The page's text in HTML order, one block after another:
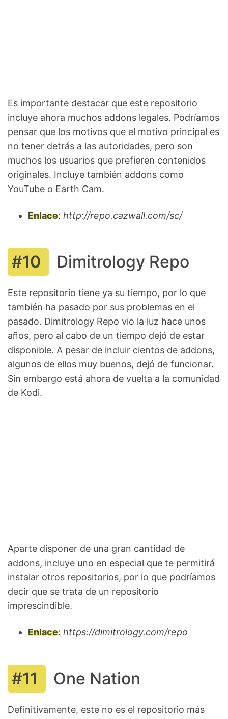
Es importante destacar que este repositorio
incluye ahora muchos addons legales. Podríamos
pensar que los motivos que el motivo principal es
no tener detrás a las autoridades, pero son
muchos los usuarios que prefieren contenidos
originales. Incluye también addons como
YouTube o Earth Cam.
Enlace: http://repo.cazwall.com/sc/
Dimitrology Repo
Este repositorio tiene ya su tiempo, por lo que
también ha pasado por sus problemas en el
pasado. Dimitrology Repo vio la luz hace unos
años, pero al cabo de un tiempo dejó de estar
disponible. A pesar de incluir cientos de addons,
algunos de ellos muy buenos, dejó de funcionar.
Sin embargo está ahora de vuelta a la comunidad
de Kodi.
Aparte disponer de una gran cantidad de
addons, incluye uno en especial que te permitirá
instalar otros repositorios, por lo que podríamos
decir que se trata de un repositorio
imprescindible.
Enlace: https://dimitrology.com/repo
One Nation
Definitivamente, este no es el repositorio más